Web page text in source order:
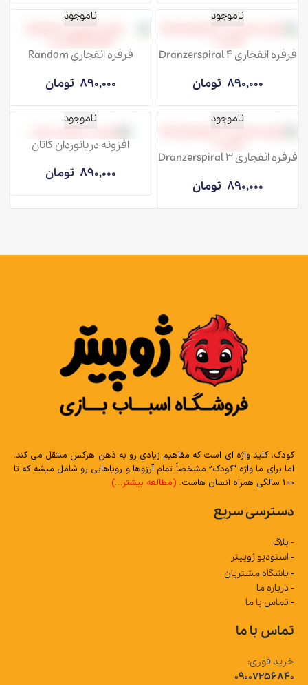
ناموجود
فرفره انفجاری Dranzerspiral 4
890,000 تومان
ناموجود
فرفره انفجاری Random
890,000 تومان
ناموجود
فرفره انفجاری Dranzerspiral 3
890,000 تومان
ناموجود
افزونه دریانوردان کاتان
890,000 تومان
کودک، کلید واژه ای است که مفاهیم زیادی رو به ذهن هرکس منتقل می کند.
اما برای ما واژه “کودک” مشخصاً تمام آرزوها و رویاهایی رو شامل میشه که تا
100 سالگی همراه انسان هاست.
(مطالعه بیشتر…)
دسترسی سریع
- بلاگ
- استودیو ژوپیتر
- باشگاه مشتریان
- درباره ما
- تماس با ما
تماس با ما
خرید فوری:
09007256840